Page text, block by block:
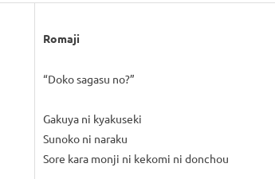
Romaji
“Doko sagasu no?”
Gakuya ni kyakuseki
Sunoko ni naraku
Sore kara monji ni kekomi ni donchou